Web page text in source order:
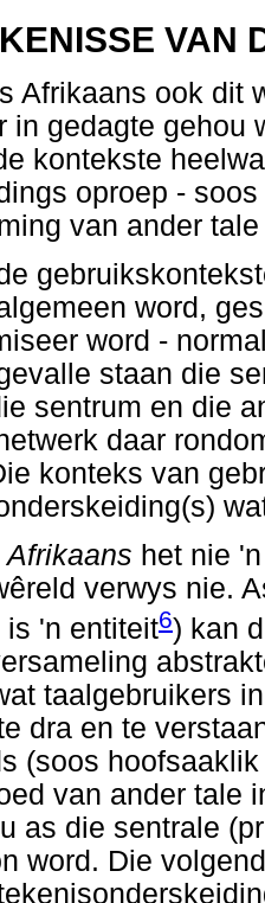
VAN
Afrikaans ook dit
in gedagte gehou
kontekste
oproep -
van ander
word,
word -
staan die
sentrum en die
daar
konteks van
Afrikaans het nie
verwys nie.
is 'n entiteit6) kan
taalgebruikers
dra en te
(soos
van ander tale
as die sentrale
word. Die